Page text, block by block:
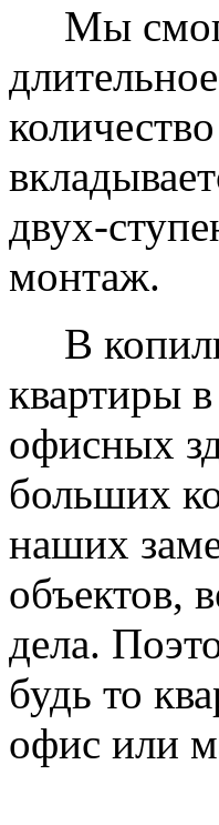
Мы
двух-
монтаж.
В
квартиры
офисных
больших
наших
объектов,
дела.
будь то
офис или